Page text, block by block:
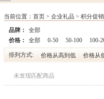
当前位置： 首页 > 企业礼品 > 积分促销
品牌：
全部
价格：
全部 0-50 50-100 100-
排列方式: 价格从高到低 价格从
未发现匹配商品